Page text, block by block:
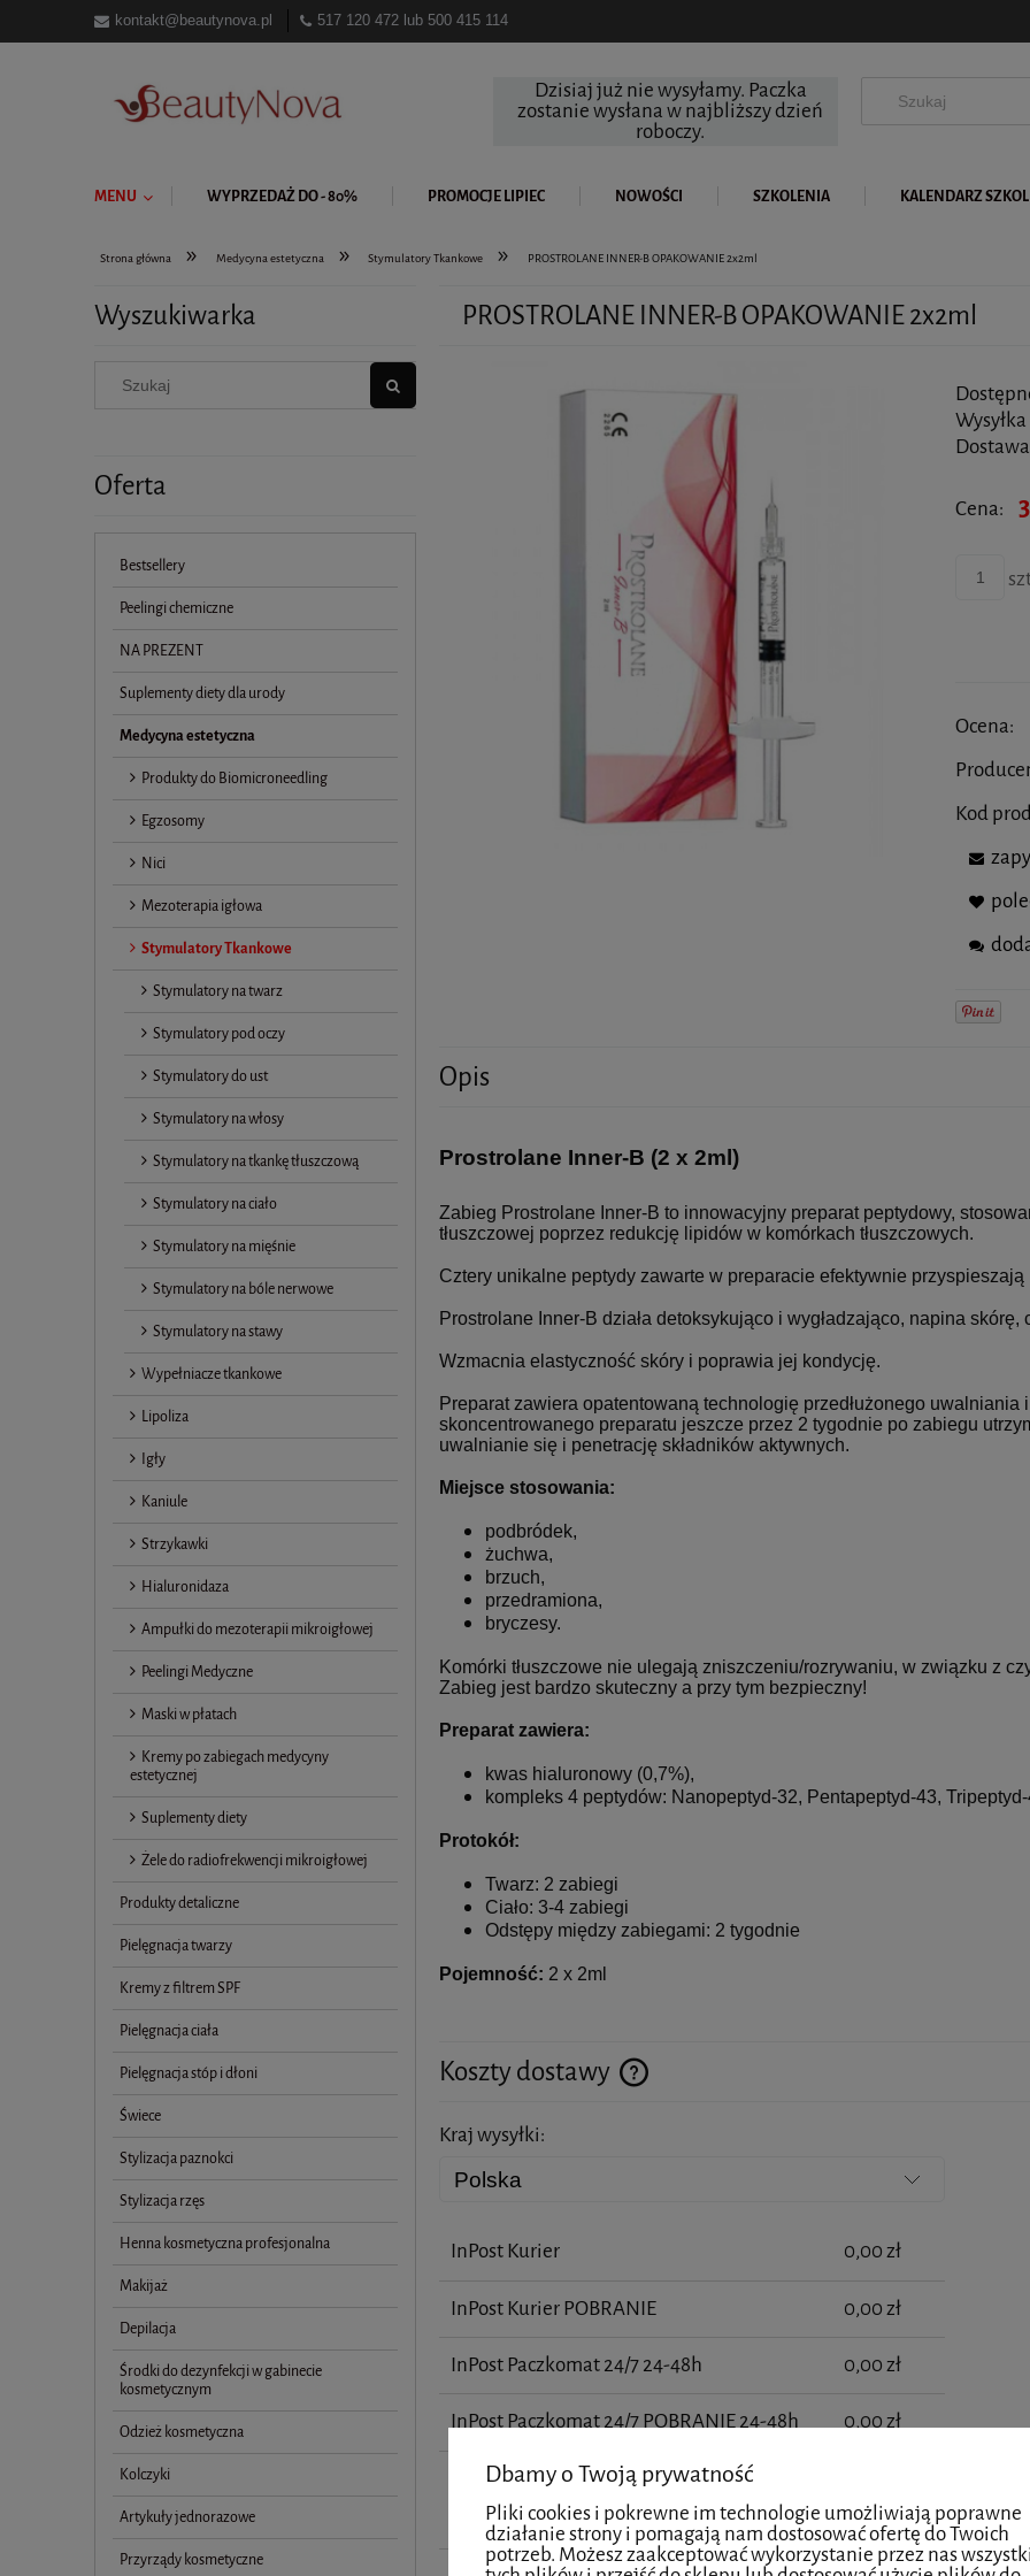
kontakt@beautynova.pl 517 120 472 lub 500 415 114
Dzisiaj już nie wysyłamy. Paczka
zostanie wysłana w najbliższy dzień
roboczy.
MENU WYPRZEDAŻ DO - 80% PROMOCJE LIPIEC NOWOŚCI SZKOLENIA KALENDARZ
Strona główna » Medycyna estetyczna » Stymulatory Tkankowe » PROSTROLANE INNER-B OPAKOWANIE 2x2ml
Wyszukiwarka
Oferta
Bestsellery
Peelingi chemiczne
NA PREZENT
Suplementy diety dla urody
Medycyna estetyczna
Produkty do Biomicroneedling
Egzosomy
Nici
Mezoterapia igłowa
Stymulatory Tkankowe
Stymulatory na twarz
Stymulatory pod oczy
Stymulatory do ust
Stymulatory na włosy
Stymulatory na tkankę tłuszczową
Stymulatory na ciało
Stymulatory na mięśnie
Stymulatory na bóle nerwowe
Stymulatory na stawy
Wypełniacze tkankowe
Lipoliza
Igły
Kaniule
Strzykawki
Hialuronidaza
Ampułki do mezoterapii mikroigłowej
Peelingi Medyczne
Maski w płatach
Kremy po zabiegach medycyny
estetycznej
Suplementy diety
Żele do radiofrekwencji mikroigłowej
Produkty detaliczne
Pielęgnacja twarzy
Kremy z filtrem SPF
Pielęgnacja ciała
Pielęgnacja stóp i dłoni
Świece
Stylizacja paznokci
Stylizacja rzęs
Henna kosmetyczna profesjonalna
Makijaż
Depilacja
Środki do dezynfekcji w gabinecie
kosmetycznym
Odzież kosmetyczna
Kolczyki
Artykuły jednorazowe
Przyrządy kosmetyczne
PROSTROLANE INNER-B OPAKOWANIE 2x2ml
Cena:
Ocena:
Kod
Opis
Prostrolane Inner-B (2 x 2ml)
Zabieg Prostrolane Inner-B to innowacyjny preparat peptydowy,
tłuszczowej poprzez redukcję lipidów w komórkach tłuszczowych.
Cztery unikalne peptydy zawarte w preparacie efektywnie
Prostrolane Inner-B działa detoksykująco i wygładzająco, napina
Wzmacnia elastyczność skóry i poprawia jej kondycję.
Preparat zawiera opatentowaną technologię przedłużonego
skoncentrowanego preparatu jeszcze przez 2 tygodnie po zabiegu
uwalnianie się i penetrację składników aktywnych.
Miejsce stosowania:
podbródek,
żuchwa,
brzuch,
przedramiona,
bryczesy.
Komórki tłuszczowe nie ulegają zniszczeniu/rozrywaniu, w związku z
Zabieg jest bardzo skuteczny a przy tym bezpieczny!
Preparat zawiera:
kwas hialuronowy (0,7%),
kompleks 4 peptydów: Nanopeptyd-32, Pentapeptyd-43,
Protokół:
Twarz: 2 zabiegi
Ciało: 3-4 zabiegi
Odstępy między zabiegami: 2 tygodnie
Pojemność: 2 x 2ml
Koszty dostawy
Kraj wysyłki:
InPost Kurier 0,00 zł
InPost Kurier POBRANIE 0,00 zł
InPost Paczkomat 24/7 24-48h 0,00 zł
InPost Paczkomat 24/7 POBRANIE 24-48h 0,00 zł
ŁÓDŹ - DOSTAWA TEGO SAMEGO DNIA
dla OPŁACONYCH zamówień złożonych do
godz. 17:00
Dbamy o Twoją prywatność
Pliki cookies i pokrewne im technologie umożliwiają poprawne
działanie strony i pomagają nam dostosować ofertę do Twoich
potrzeb. Możesz zaakceptować wykorzystanie przez nas